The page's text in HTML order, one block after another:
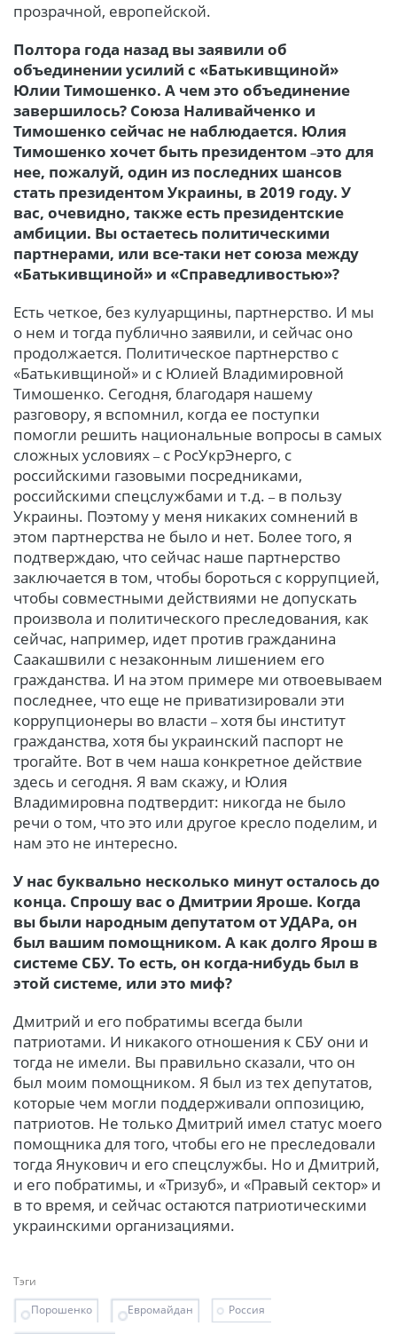
прозрачной, европейской.
Полтора года назад вы заявили об
объединении усилий с «Батькивщиной»
Юлии Тимошенко. А чем это объединение
завершилось? Союза Наливайченко и
Тимошенко сейчас не наблюдается. Юлия
Тимошенко хочет быть президентом –это для
нее, пожалуй, один из последних шансов
стать президентом Украины, в 2019 году. У
вас, очевидно, также есть президентские
амбиции. Вы остаетесь политическими
партнерами, или все-таки нет союза между
«Батькивщиной» и «Справедливостью»?
Есть четкое, без кулуарщины, партнерство. И мы
о нем и тогда публично заявили, и сейчас оно
продолжается. Политическое партнерство с
«Батькивщиной» и с Юлией Владимировной
Тимошенко. Сегодня, благодаря нашему
разговору, я вспомнил, когда ее поступки
помогли решить национальные вопросы в самых
сложных условиях – с РосУкрЭнерго, с
российскими газовыми посредниками,
российскими спецслужбами и т.д. – в пользу
Украины. Поэтому у меня никаких сомнений в
этом партнерства не было и нет. Более того, я
подтверждаю, что сейчас наше партнерство
заключается в том, чтобы бороться с коррупцией,
чтобы совместными действиями не допускать
произвола и политического преследования, как
сейчас, например, идет против гражданина
Саакашвили с незаконным лишением его
гражданства. И на этом примере ми отвоевываем
последнее, что еще не приватизировали эти
коррупционеры во власти – хотя бы институт
гражданства, хотя бы украинский паспорт не
трогайте. Вот в чем наша конкретное действие
здесь и сегодня. Я вам скажу, и Юлия
Владимировна подтвердит: никогда не было
речи о том, что это или другое кресло поделим, и
нам это не интересно.
У нас буквально несколько минут осталось до
конца. Спрошу вас о Дмитрии Яроше. Когда
вы были народным депутатом от УДАРа, он
был вашим помощником. А как долго Ярош в
системе СБУ. То есть, он когда-нибудь был в
этой системе, или это миф?
Дмитрий и его побратимы всегда были
патриотами. И никакого отношения к СБУ они и
тогда не имели. Вы правильно сказали, что он
был моим помощником. Я был из тех депутатов,
которые чем могли поддерживали оппозицию,
патриотов. Не только Дмитрий имел статус моего
помощника для того, чтобы его не преследовали
тогда Янукович и его спецслужбы. Но и Дмитрий,
и его побратимы, и «Тризуб», и «Правый сектор» и
в то время, и сейчас остаются патриотическими
украинскими организациями.
Тэги
Порошенко
Евромайдан Россия